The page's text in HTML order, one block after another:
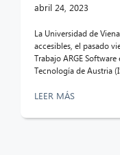
abril 24, 2023
La Universidad de
accesibles, el pasado
Trabajo ARGE
Tecnología de Austria
LEER MÁS